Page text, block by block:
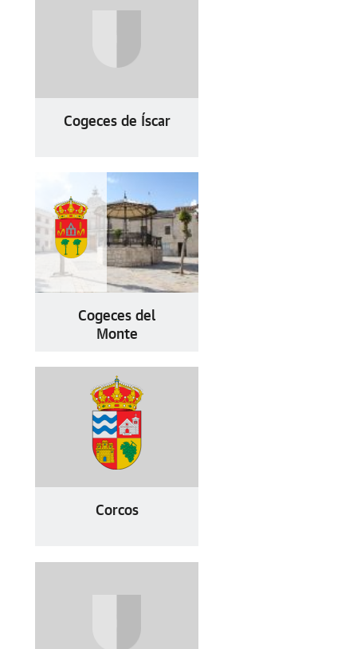
Cogeces de Íscar
Cogeces del
Monte
Corcos